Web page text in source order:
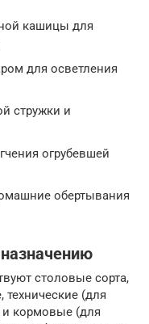
кашицы для
для осветления
стружки и
огрубевшей
обертывания
столовые сорта,
(для
и кормовые (для